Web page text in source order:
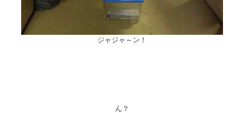
ジャジャ～ン！
ん？